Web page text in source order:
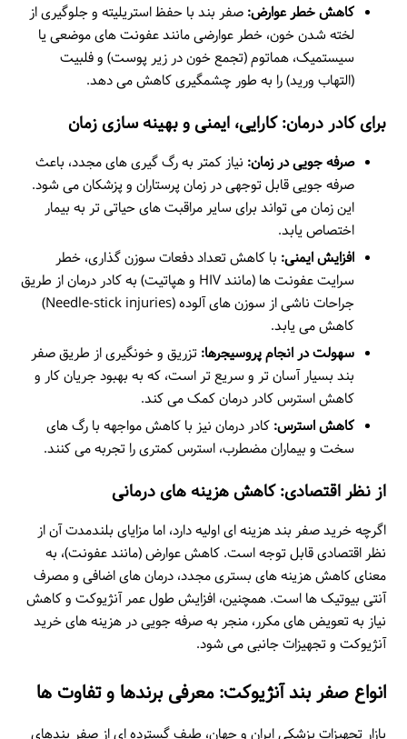
کاهش خطر عوارض: صفر بند با حفظ استریلیته و جلوگیری از
لخته شدن خون، خطر عوارضی مانند عفونت های موضعی یا
سیستمیک، هماتوم (تجمع خون در زیر پوست) و فلبیت
(التهاب ورید) را به طور چشمگیری کاهش می دهد.
برای کادر درمان: کارایی، ایمنی و بهینه سازی زمان
صرفه جویی در زمان: نیاز کمتر به رگ گیری های مجدد، باعث
صرفه جویی قابل توجهی در زمان پرستاران و پزشکان می شود.
این زمان می تواند برای سایر مراقبت های حیاتی تر به بیمار
اختصاص یابد.
افزایش ایمنی: با کاهش تعداد دفعات سوزن گذاری، خطر
سرایت عفونت ها (مانند HIV و هپاتیت) به کادر درمان از طریق
جراحات ناشی از سوزن های آلوده (Needle-stick injuries)
کاهش می یابد.
سهولت در انجام پروسیجرها: تزریق و خونگیری از طریق صفر
بند بسیار آسان تر و سریع تر است، که به بهبود جریان کار و
کاهش استرس کادر درمان کمک می کند.
کاهش استرس: کادر درمان نیز با کاهش مواجهه با رگ های
سخت و بیماران مضطرب، استرس کمتری را تجربه می کنند.
از نظر اقتصادی: کاهش هزینه های درمانی
اگرچه خرید صفر بند هزینه ای اولیه دارد، اما مزایای بلندمدت آن از
نظر اقتصادی قابل توجه است. کاهش عوارض (مانند عفونت)، به
معنای کاهش هزینه های بستری مجدد، درمان های اضافی و مصرف
آنتی بیوتیک ها است. همچنین، افزایش طول عمر آنژیوکت و کاهش
نیاز به تعویض های مکرر، منجر به صرفه جویی در هزینه های خرید
آنژیوکت و تجهیزات جانبی می شود.
انواع صفر بند آنژیوکت: معرفی برندها و تفاوت ها
بازار تجهیزات پزشکی ایران و جهان، طیف گسترده ای از صفر بندهای